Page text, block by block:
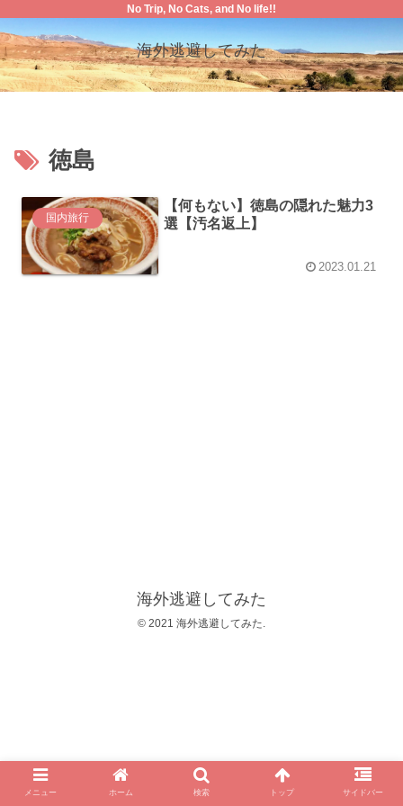
No Trip, No Cats, and No life!!
海外逃避してみた
徳島
国内旅行
【何もない】徳島の隠れた魅力3
選【汚名返上】
2023.01.21
海外逃避してみた
© 2021 海外逃避してみた.
メニュー ホーム 検索 トップ サイドバー